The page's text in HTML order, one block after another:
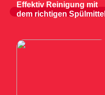
Effektiv Reinigung mit
dem richtigen Spülmittel